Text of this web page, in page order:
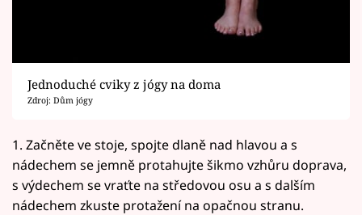
Jednoduché cviky z jógy na doma
Zdroj: Dům jógy
1. Začněte ve stoje, spojte dlaně nad hlavou a s
nádechem se jemně protahujte šikmo vzhůru doprava,
s výdechem se vraťte na středovou osu a s dalším
nádechem zkuste protažení na opačnou stranu.